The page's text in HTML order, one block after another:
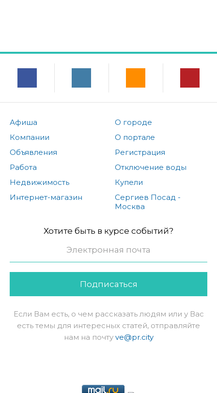
Афиша
Компании
Объявления
Работа
Недвижимость
Интернет-магазин
О городе
О портале
Регистрация
Отключение воды
Купели
Сергиев Посад -
Москва
Хотите быть в курсе событий?
Подписаться
Если Вам есть, о чем рассказать людям или у Вас
есть темы для интересных статей, отправляйте
нам на почту ve@pr.city